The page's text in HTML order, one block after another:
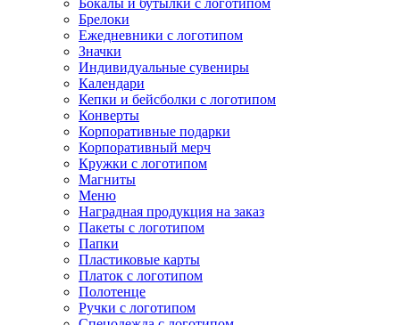
Бокалы и бутылки с логотипом
Брелоки
Ежедневники с логотипом
Значки
Индивидуальные сувениры
Календари
Кепки и бейсболки с логотипом
Конверты
Корпоративные подарки
Корпоративный мерч
Кружки с логотипом
Магниты
Меню
Наградная продукция на заказ
Пакеты с логотипом
Папки
Пластиковые карты
Платок с логотипом
Полотенце
Ручки с логотипом